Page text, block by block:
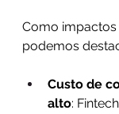
Como impactos
podemos
Custo de
alto: